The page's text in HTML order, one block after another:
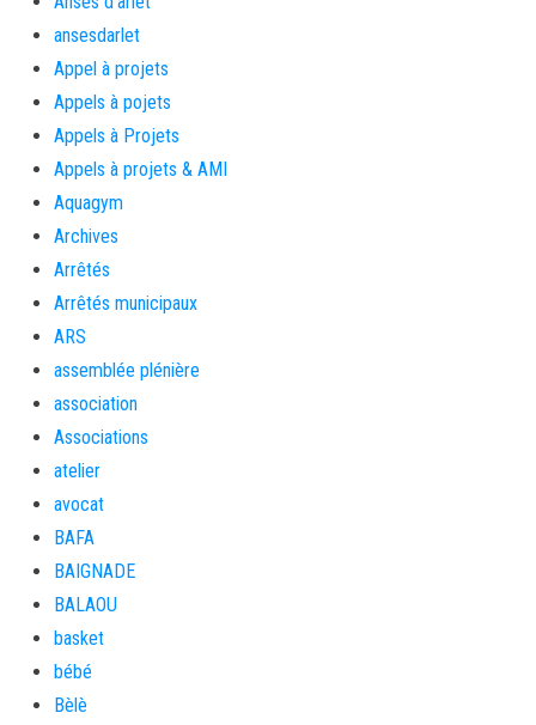
ansesdarlet
Appel à projets
Appels à pojets
Appels à Projets
Appels à projets & AMI
Aquagym
Archives
Arrêtés
Arrêtés municipaux
ARS
assemblée plénière
association
Associations
atelier
avocat
BAFA
BAIGNADE
BALAOU
basket
bébé
Bèlè